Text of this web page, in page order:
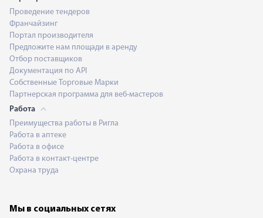
Проведение тендеров
Франчайзинг
Портал производителя
Предложите нам площади в аренду
Отбор поставщиков
Документация по API
Собственные Торговые Марки
Партнерская программа для веб-мастеров
Работа
Преимущества работы в Ригла
Работа в аптеке
Работа в офисе
Работа в контакт-центре
Охрана труда
Мы в социальных сетях